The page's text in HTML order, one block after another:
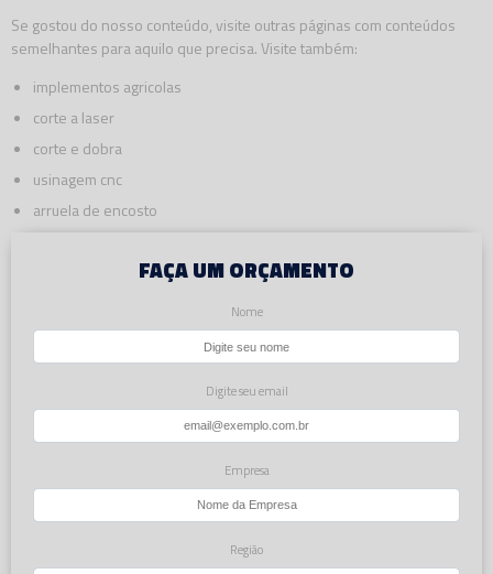
Se gostou do nosso conteúdo, visite outras páginas com conteúdos
semelhantes para aquilo que precisa. Visite também:
implementos agricolas
corte a laser
corte e dobra
usinagem cnc
arruela de encosto
FAÇA UM ORÇAMENTO
Nome
Digite seu email
Empresa
Região